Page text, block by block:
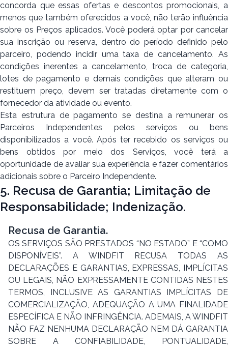
concorda que essas ofertas e descontos promocionais, a
menos que também oferecidos a você, não terão influência
sobre os Preços aplicados. Você poderá optar por cancelar
sua inscrição ou reserva, dentro do período definido pelo
parceiro, podendo incidir uma taxa de cancelamento. As
condições inerentes a cancelamento, troca de categoria,
lotes de pagamento e demais condições que alteram ou
restituem preço, devem ser tratadas diretamente com o
fornecedor da atividade ou evento.
Esta estrutura de pagamento se destina a remunerar os
Parceiros Independentes pelos serviços ou bens
disponibilizados a você. Após ter recebido os serviços ou
bens obtidos por meio dos Serviços, você terá a
oportunidade de avaliar sua experiência e fazer comentários
adicionais sobre o Parceiro Independente.
5. Recusa de Garantia; Limitação de
Responsabilidade; Indenização.
Recusa de Garantia.
OS SERVIÇOS SÃO PRESTADOS “NO ESTADO” E “COMO
DISPONÍVEIS”. A WINDFIT RECUSA TODAS AS
DECLARAÇÕES E GARANTIAS, EXPRESSAS, IMPLÍCITAS
OU LEGAIS, NÃO EXPRESSAMENTE CONTIDAS NESTES
TERMOS, INCLUSIVE AS GARANTIAS IMPLÍCITAS DE
COMERCIALIZAÇÃO, ADEQUAÇÃO A UMA FINALIDADE
ESPECÍFICA E NÃO INFRINGÊNCIA. ADEMAIS, A WINDFIT
NÃO FAZ NENHUMA DECLARAÇÃO NEM DÁ GARANTIA
SOBRE A CONFIABILIDADE, PONTUALIDADE,